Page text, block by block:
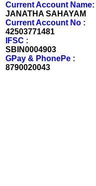
Current Account Name:
JANATHA SAHAYAM
Current Account No :
42503771481
IFSC :
SBIN0004903
GPay & PhonePe :
8790020043